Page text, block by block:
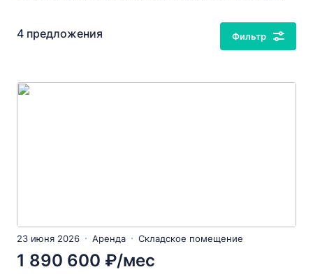
4 предложения Фильтр
23 июня 2026 Аренда Складское помещение
1 890 600 ₽/мес